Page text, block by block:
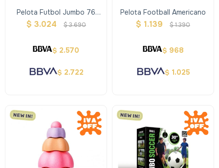
Pelota Futbol Jumbo 76
Diam
$ 3.024 $3.690
$ 2.570
$ 2.722
Pelota Football Americano
$ 1.139 $1.390
$ 968
$ 1.025